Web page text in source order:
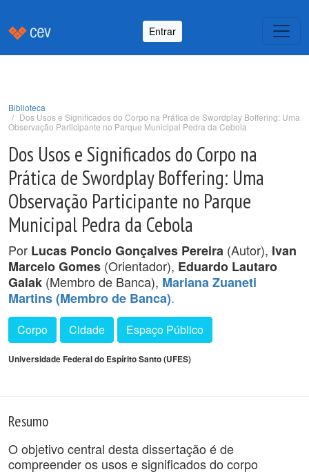
Entrar
Biblioteca
Dos Usos e Significados do Corpo na Prática de Swordplay Boffering: Uma
Observação Participante no Parque Municipal Pedra da Cebola
Dos Usos e Significados do Corpo na
Prática de Swordplay Boffering: Uma
Observação Participante no Parque
Municipal Pedra da Cebola
Por Lucas Poncio Gonçalves Pereira (Autor), Ivan
Marcelo Gomes (Orientador), Eduardo Lautaro
Galak (Membro de Banca), Mariana Zuaneti
Martins (Membro de Banca).
Corpo Cidade Espaço Público
Universidade Federal do Espírito Santo (UFES)
Resumo
O objetivo central desta dissertação é de
compreender os usos e significados do corpo